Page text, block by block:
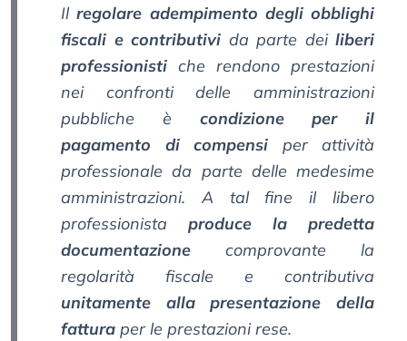
Ilregolare adempimento degli obblighi
fiscali e contributivi da parte dei liberi
professionisti che rendono prestazioni
nei confronti delle amministrazioni
pubbliche è condizione per il
pagamento di compensi per attività
professionale da parte delle medesime
amministrazioni. A tal fine il libero
professionista produce la predetta
documentazione comprovante la
regolarità fiscale e contributiva
unitamente alla presentazione della
fattura per le prestazioni rese.